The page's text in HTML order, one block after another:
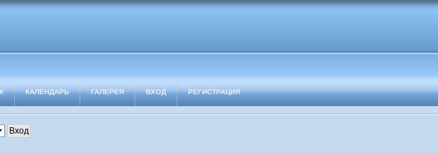
КАЛЕНДАРЬ ГАЛЕРЕЯ ВХОД РЕГИСТРАЦИЯ